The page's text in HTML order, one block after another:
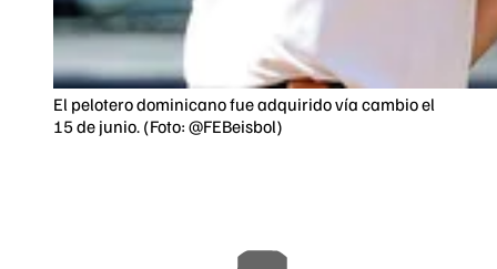
El pelotero dominicano fue adquirido vía cambio el
15 de junio. (Foto: @FEBeisbol)